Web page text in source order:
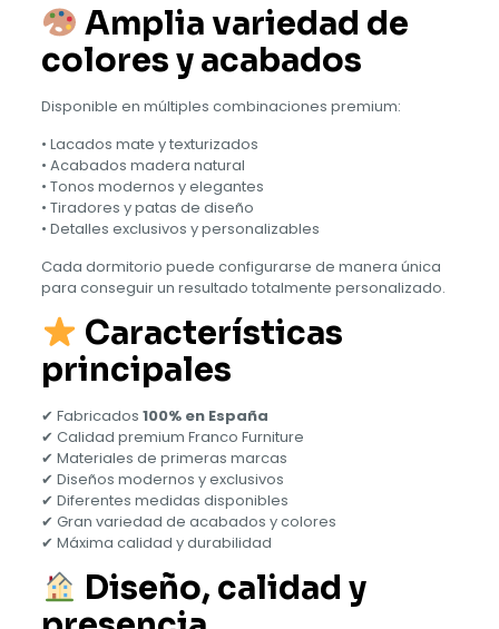
Amplia variedad de
colores y acabados
Disponible en múltiples combinaciones premium:
• Lacados mate y texturizados
• Acabados madera natural
• Tonos modernos y elegantes
• Tiradores y patas de diseño
• Detalles exclusivos y personalizables
Cada dormitorio puede configurarse de manera única
para conseguir un resultado totalmente personalizado.
Características
principales
✔ Fabricados 100% en España
✔ Calidad premium Franco Furniture
✔ Materiales de primeras marcas
✔ Diseños modernos y exclusivos
✔ Diferentes medidas disponibles
✔ Gran variedad de acabados y colores
✔ Máxima calidad y durabilidad
Diseño, calidad y